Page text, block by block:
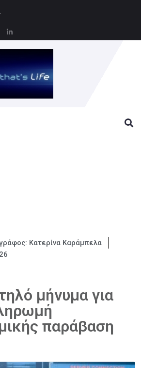
Ύπατης Εκπροσώπου εξ
Κατερίνα Καράμπελα
μήνυμα για
παράβαση